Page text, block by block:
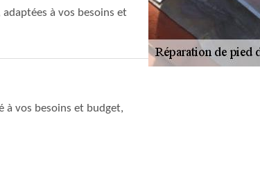
à vos besoins et
à vos besoins et budget,